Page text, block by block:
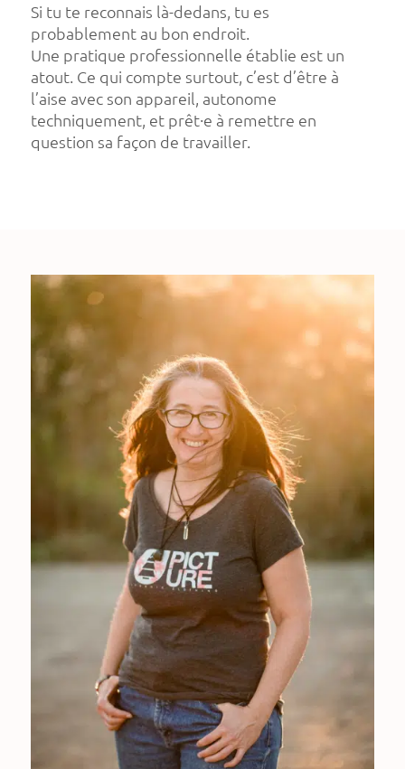
Si tu te reconnais là-dedans, tu es
probablement au bon endroit.
Une pratique professionnelle établie est un
atout. Ce qui compte surtout, c’est d’être à
l’aise avec son appareil, autonome
techniquement, et prêt·e à remettre en
question sa façon de travailler.